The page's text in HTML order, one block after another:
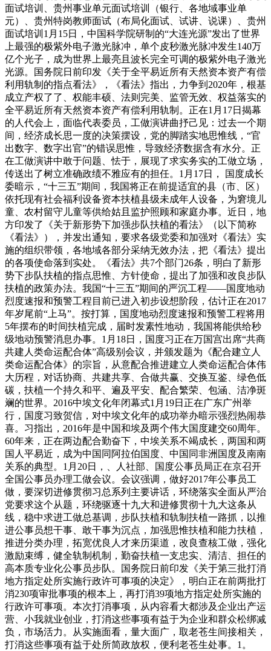
面试培训、贵州事业单元面试培训（银行、各地域事业单
元）、贵州特岗教师面试（布局化面试、试讲、说课）、贵州
面试培训1月15日，中国科学院研制的“大连光源”发出了世界
上最强的极紫外电子激光脉冲，单个皮秒激光脉冲发生140万
亿个光子，成为世界上最亮且波长完全可调的极紫外电子激光
光源。国务院日前印发《关于全平易近所有天然资本资产有偿
利用轨制的指点看法》，《看法》指出，力争到2020年，根基
成立产权了了、权能丰硕、法则完美、监管无效、权益落实的
全平易近所有天然资本资产有偿利用轨制。正在1月17日揭幕
的人代会上，面临代表委员，工做演讲曲抒己见：过去一个期
间，经济成长思一度的决策摆设，党的脚踏实地思惟线，“官
出数字、数字出官”的错误思惟，导致经济数据含有水分。正
在工做演讲中敢于问题、怯于，展现了求实务实的工做立场，
传送出了树立准确政绩不雅应有的担任。1月17日， 国度成长
委暗示，“十三五”期间，我国将正在前提适宜的县（市、区）
依托现有社会福利设备资本扶植县级未成年人设备，为窘境儿
童、农村留守儿童等供给姑且监护照顾和家庭办事。近日，地
方印发了《关于新形势下加强步队扶植的看法》（以下简称
《看法》），并发出通知，要求各级党委和加强对《看法》实
施的组织带领，各地域各部分采纳无效办法，把《看法》提出
的各项使命落到实处。《看法》共7个部门26条，明白了新形
势下步队扶植的指点思惟、方针使命，提出了加强和改良步队
扶植的政策办法。我国“十三五”期间的严沉工程——国度地动
烈度速报和预警工程目前已进入初步设想阶段，估计正在2017
年岁尾前“上马”。按打算，国度地动烈度速报和预警工程将用
5年摆布的时间扶植完成，届时发素性地动，我国将能供给秒
级地动预警消息办事。1月18日，国度习正在万国宫出席“共商
共建人类命运配合体”高级别会议，并颁发题为《配合建立人
类命运配合体》的宗旨，从意配合推进建立人类命运配合体伟
大历程，对话协商、共建共享、合做共赢、交换互鉴、绿色低
碳，扶植一个持久和平、遍及平安、配合繁荣、包涵、洁净斑
斓的世界。2016中埃文化年闭幕式1月19日正在广东广州举
行，国度习致贺信，对中埃文化年的成功举办暗示强烈热闹恭
喜。习指出，2016年是中国和埃及两个伟大国度建交60周年。
60年来，正在两边配合勤奋下，中埃关系不竭成长，两国和两
国人平易近，成为中国同阿拉伯国度、中国同非洲国度及南南
关系的典型。1月20日，、人社部、国度公事员局正在京召开
全国公事员办理工做会议。会议强调，做好2017年公事员工
做，要深切进修贯彻习总系列主要讲话，环绕落实全面从严治
党要求这个从题，环绕驱逐十九大和进修贯彻十九大这条从
线，稳中求进工做总基调，步队扶植和轨制扶植一路抓，以推
进公事员想干事、敢干事为沉点，加强思惟扶植和能力扶植，
推进分类办理，拓宽优良人才来历渠道，改良查核工做，强化
激励束缚，健全轨制机制，勤奋扶植一支忠实、清洁、担任的
高本质专业化公事员步队。国务院日前印发《关于第三批打消
地方指定处所实施行政许可事项的决定》，明白正在前两批打
消230项审批事项的根本上，再打消39项地方指定处所实施的
行政许可事项。本次打消事项，从内容看大都涉及企业出产运
营、小我就业创业，打消这些事项有益于为企业和群众松绑减
负，市场活力。从实施面看，量大面广，取老苍生间接相关，
打消这些事项有益于处所简政放权，便利老苍生处事。1。